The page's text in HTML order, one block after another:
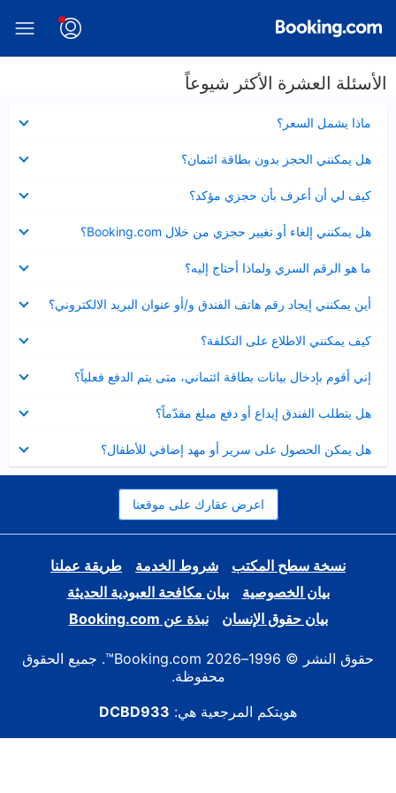
الأسئلة العشرة الأكثر شيوعاً
ماذا يشمل السعر؟
مصغر
هل يمكنني الحجز بدون بطاقة ائتمان؟
مصغر
كيف لي أن أعرف بأن حجزي مؤكد؟
مصغر
هل يمكنني إلغاء أو تغيير حجزي من خلال Booking.com؟
مصغر
ما هو الرقم السري ولماذا أحتاج إليه؟
مصغر
أين يمكنني إيجاد رقم هاتف الفندق و/أو عنوان البريد الالكتروني؟
عرض
مصغر
كيف يمكنني الاطلاع على التكلفة؟
مصغر
إني أقوم بإدخال بيانات بطاقة ائتماني، متى يتم الدفع فعلياً؟
مصغر
هل يتطلب الفندق إيداع أو دفع مبلغ مقدّماً؟
مصغر
هل يمكن الحصول على سرير أو مهد إضافي للأطفال؟
مصغر
اعرض عقارك على موقعنا
نسخة سطح المكتب شروط الخدمة
طريقة عملنا
بيان الخصوصية
بيان مكافحة العبودية الحديثة
بيان حقوق الإنسان
نبذة عن Booking.com
حقوق النشر © 1996–2026 Booking.com™. جميع الحقوق
محفوظة.
هويتكم المرجعية هي: DCBD933